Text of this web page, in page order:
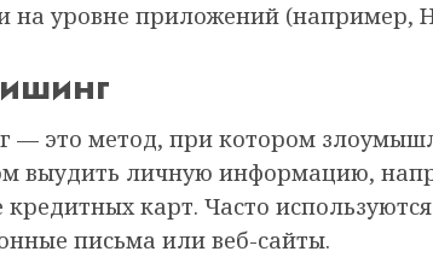
на уровне приложений (например,
— это метод, при котором
выудить личную информацию,
карт. Часто
письма или веб-сайты.